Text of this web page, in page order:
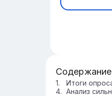
Содержание
Итоги
Анализ